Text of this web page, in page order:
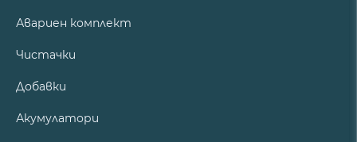
Авариен комплект
Чистачки
Добавки
Акумулатори